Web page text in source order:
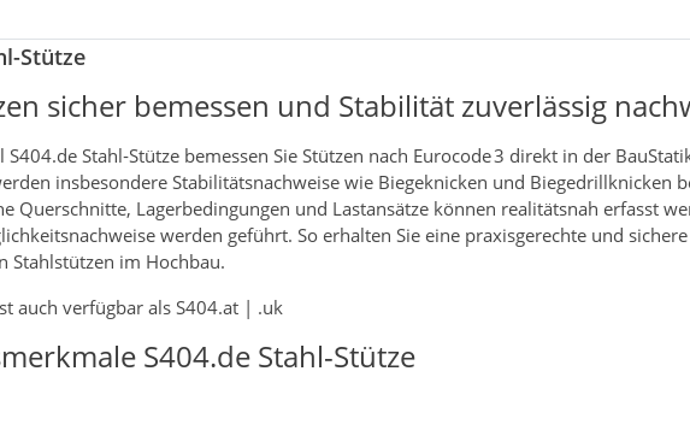
Stütze
sicher bemessen und Stabilität zuverlässig
Stahl‑Stütze bemessen Sie Stützen nach Eurocode 3 direkt in der
insbesondere Stabilitätsnachweise wie Biegeknicken und Biegedrillknicken
Querschnitte, Lagerbedingungen und Lastansätze können realitätsnah erfasst
werden geführt. So erhalten Sie eine praxisgerechte und sichere
Stahlstützen im Hochbau.
auch verfügbar als S404.at | .uk
S404.de Stahl-Stütze